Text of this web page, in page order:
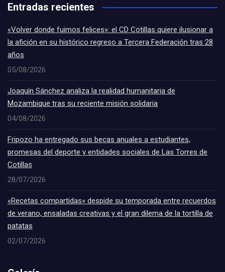
Entradas recientes
«Volver donde fuimos felices»: el CD Cotillas quiere ilusionar a
la afición en su histórico regreso a Tercera Federación tras 28
años
05/08/2026
Joaquín Sánchez analiza la realidad humanitaria de
Mozambique tras su reciente misión solidaria
04/08/2026
Fripozo ha entregado sus becas anuales a estudiantes,
promesas del deporte y entidades sociales de Las Torres de
Cotillas
28/07/2026
«Recetas compartidas» despide su temporada entre recuerdos
de verano, ensaladas creativas y el gran dilema de la tortilla de
patatas
02/07/2026